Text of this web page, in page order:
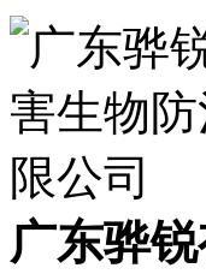
广东骅